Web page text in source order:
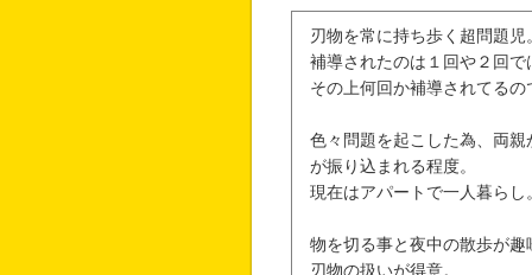
刃物を常に持ち歩く超問題児
補導されたのは１回や２回で
その上何回か補導されてるの
色々問題を起こした為、両
が振り込まれる程度。
現在はアパートで一人暮らし
物を切る事と夜中の散歩が趣
刃物の扱いが得意。